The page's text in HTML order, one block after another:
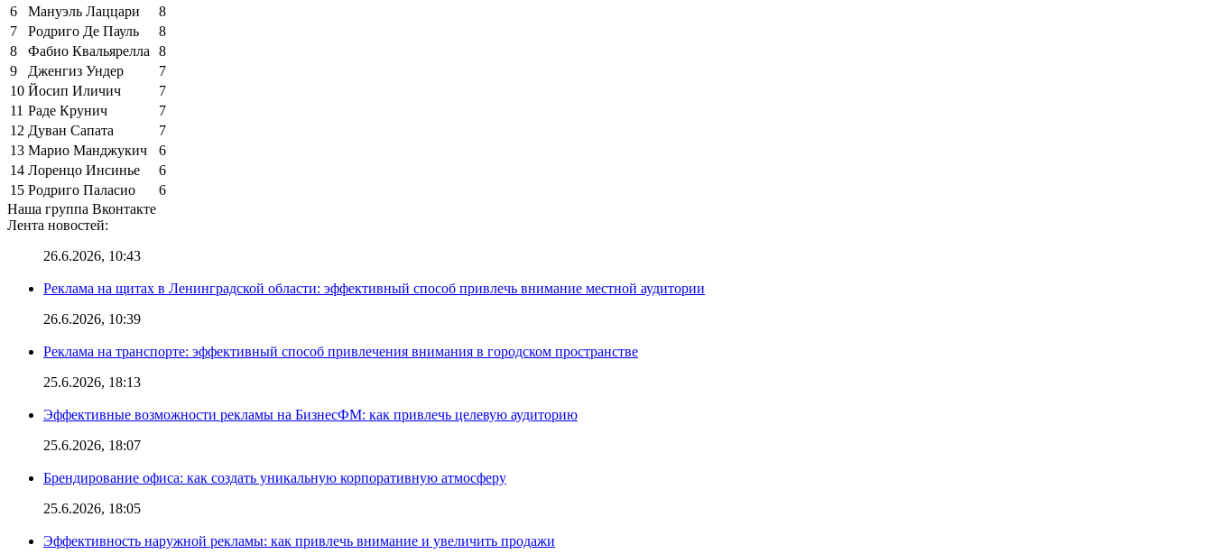
6
Мануэль Лаццари
8
7
Родриго Де Пауль
8
8
Фабио Квальярелла
8
9
Дженгиз Ундер
7
10 Йосип Иличич
7
11 Раде Крунич
7
12 Дуван Сапата
7
13 Марио Манджукич
6
14 Лоренцо Инсинье
6
15 Родриго Паласио
6
Наша группа Вконтакте
Лента новостей:
26.6.2026, 10:43
Реклама на щитах в Ленинградской области: эффективный способ привлечь внимание местной аудитории
26.6.2026, 10:39
Реклама на транспорте: эффективный способ привлечения внимания в городском пространстве
25.6.2026, 18:13
Эффективные возможности рекламы на БизнесФМ: как привлечь целевую аудиторию
25.6.2026, 18:07
Брендирование офиса: как создать уникальную корпоративную атмосферу
25.6.2026, 18:05
Эффективность наружной рекламы: как привлечь внимание и увеличить продажи